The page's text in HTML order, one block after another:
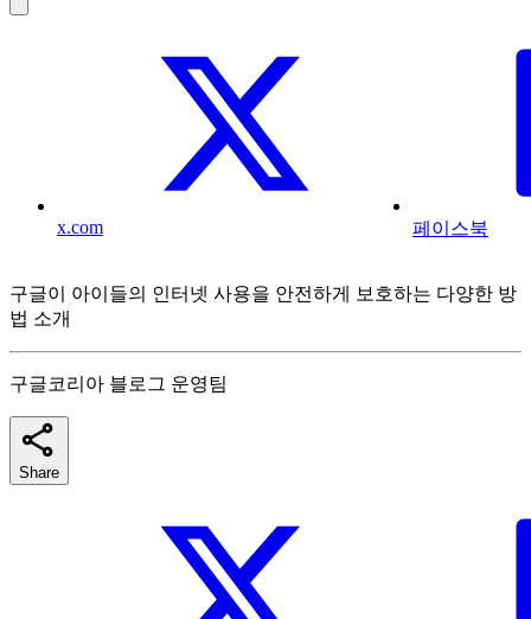
x.com 페이스북
구글이 아이들의 인터넷 사용을 안전하게 보호하는 다양한 방
법 소개
구글코리아 블로그 운영팀
Share